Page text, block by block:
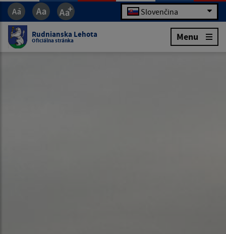
Slovenčina
Rudnianska Lehota
Oficiálna stránka Menu